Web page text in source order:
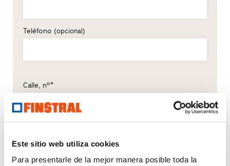
Este sitio web utiliza cookies
Para presentarle de la mejor manera posible toda la
Teléfono (opcional)
Calle, nº*